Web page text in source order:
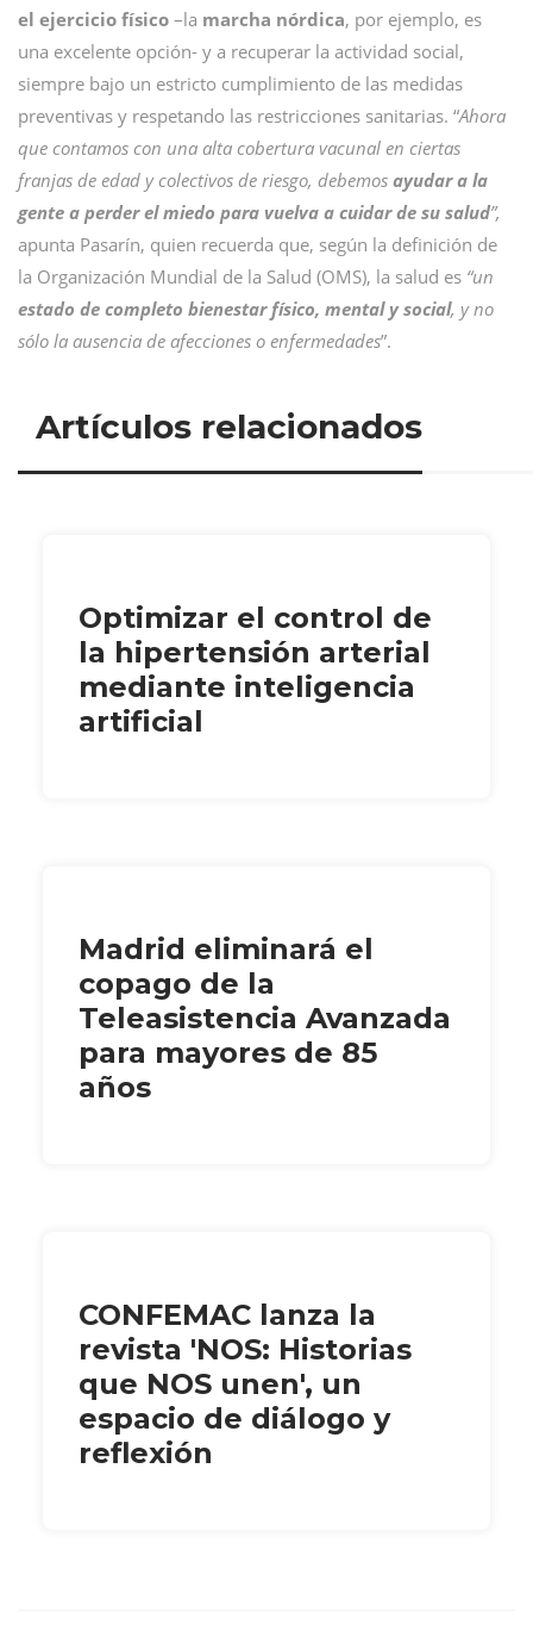
el ejercicio físico –la marcha nórdica, por ejemplo, es
una excelente opción- y a recuperar la actividad social,
siempre bajo un estricto cumplimiento de las medidas
preventivas y respetando las restricciones sanitarias. “Ahora
que contamos con una alta cobertura vacunal en ciertas
franjas de edad y colectivos de riesgo, debemos ayudar a la
gente a perder el miedo para vuelva a cuidar de su salud”,
apunta Pasarín, quien recuerda que, según la definición de
la Organización Mundial de la Salud (OMS), la salud es “un
estado de completo bienestar físico, mental y social, y no
sólo la ausencia de afecciones o enfermedades”.
Artículos relacionados
Optimizar el control de
la hipertensión arterial
mediante inteligencia
artificial
Madrid eliminará el
copago de la
Teleasistencia Avanzada
para mayores de 85
años
CONFEMAC lanza la
revista 'NOS: Historias
que NOS unen', un
espacio de diálogo y
reflexión